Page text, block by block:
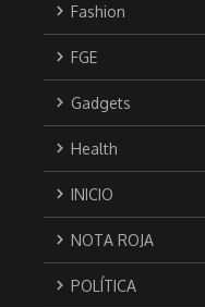
Fashion
FGE
Gadgets
Health
INICIO
NOTA ROJA
POLÍTICA